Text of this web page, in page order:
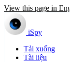
View this page in
iSpy
Tải xuống
Tài liệu